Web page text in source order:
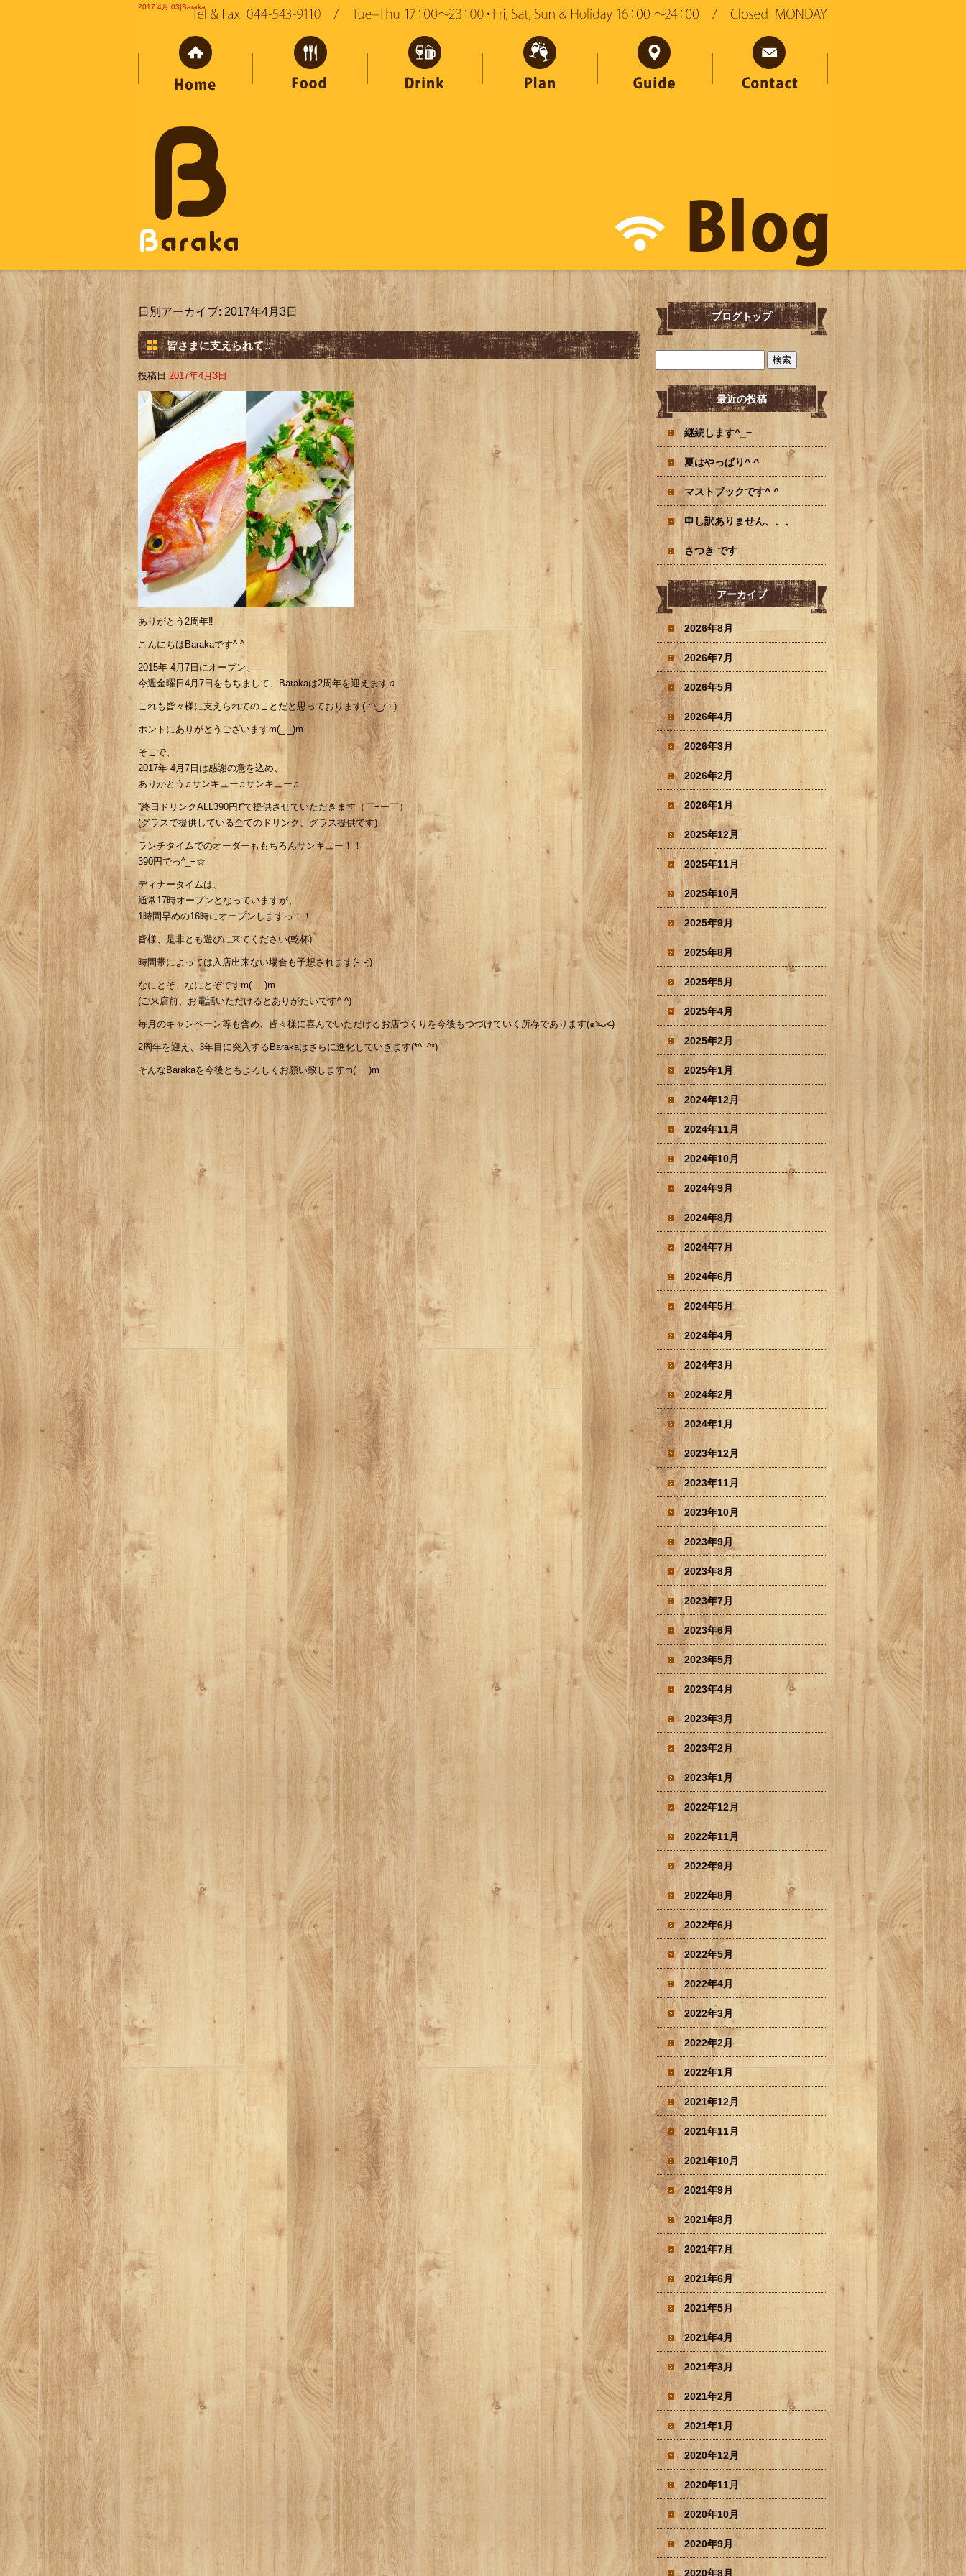
2017 4月 03|Baraka
日別アーカイブ: 2017年4月3日
皆さまに支えられて♫
投稿日 2017年4月3日
ありがとう2周年‼️
こんにちはBarakaです^ ^
2015年 4月7日にオープン、
今週金曜日4月7日をもちまして、Barakaは2周年を迎えます♫
これも皆々様に支えられてのことだと思っております( ◠‿◠ )
ホントにありがとうございますm(_ _)m
そこで、
2017年 4月7日は感謝の意を込め、
ありがとう♫サンキュー♫サンキュー♫
”終日ドリンクALL390円❗️”で提供させていただきます（￣+ー￣）
(グラスで提供している全てのドリンク、グラス提供です)
ランチタイムでのオーダーももちろんサンキュー！！
390円でっ^_−☆
ディナータイムは、
通常17時オープンとなっていますが、
1時間早めの16時にオープンしますっ！！
皆様、是非とも遊びに来てください(乾杯)
時間帯によっては入店出来ない場合も予想されます(-_-;)
なにとぞ、なにとぞですm(_ _)m
(ご来店前、お電話いただけるとありがたいです^ ^)
毎月のキャンペーン等も含め、皆々様に喜んでいただけるお店づくりを今後もつづけていく所存であります(๑˃̵ᴗ˂̵)
2周年を迎え、3年目に突入するBarakaはさらに進化していきます(*^_^*)
そんなBarakaを今後ともよろしくお願い致しますm(_ _)m
ブログトップ
最近の投稿
継続します^_−
夏はやっぱり^ ^
マストブックです^ ^
申し訳ありません、、、
さつき です
アーカイブ
2026年8月
2026年7月
2026年5月
2026年4月
2026年3月
2026年2月
2026年1月
2025年12月
2025年11月
2025年10月
2025年9月
2025年8月
2025年5月
2025年4月
2025年2月
2025年1月
2024年12月
2024年11月
2024年10月
2024年9月
2024年8月
2024年7月
2024年6月
2024年5月
2024年4月
2024年3月
2024年2月
2024年1月
2023年12月
2023年11月
2023年10月
2023年9月
2023年8月
2023年7月
2023年6月
2023年5月
2023年4月
2023年3月
2023年2月
2023年1月
2022年12月
2022年11月
2022年9月
2022年8月
2022年6月
2022年5月
2022年4月
2022年3月
2022年2月
2022年1月
2021年12月
2021年11月
2021年10月
2021年9月
2021年8月
2021年7月
2021年6月
2021年5月
2021年4月
2021年3月
2021年2月
2021年1月
2020年12月
2020年11月
2020年10月
2020年9月
2020年8月